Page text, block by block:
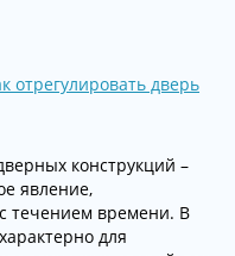
отрегулировать дверь
конструкций –
явление,
течением времени. В
для